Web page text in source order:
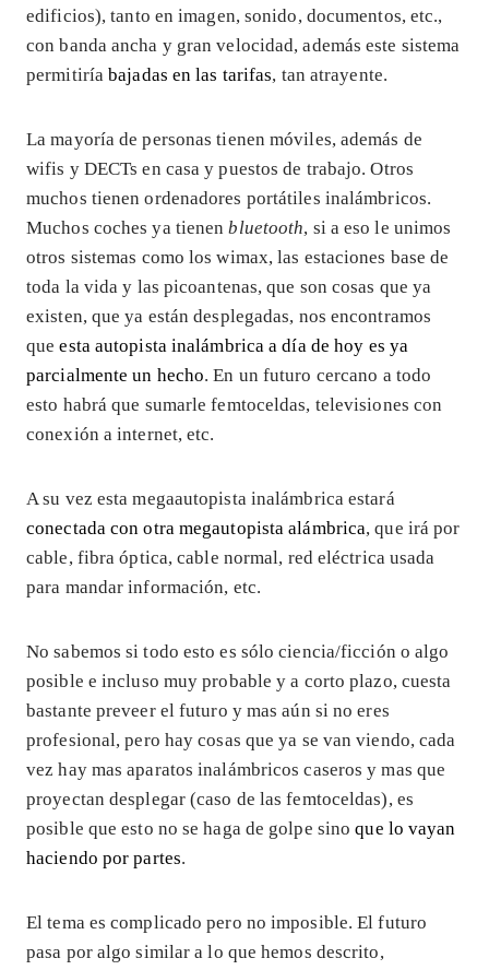
edificios), tanto en imagen, sonido, documentos, etc.,
con banda ancha y gran velocidad, además este sistema
permitiríabajadas en las tarifas, tan atrayente.
La mayoría de personas tienen móviles, además de
wifis y DECTs en casa y puestos de trabajo. Otros
muchos tienen ordenadores portátiles inalámbricos.
Muchos coches ya tienenbluetooth, si a eso le unimos
otros sistemas como los wimax, las estaciones base de
toda la vida y las picoantenas, que son cosas que ya
existen, que ya están desplegadas, nos encontramos
queesta autopista inalámbrica a día de hoy es ya
parcialmente un hecho. En un futuro cercano a todo
esto habrá que sumarle femtoceldas, televisiones con
conexión a internet, etc.
A su vez esta megaautopista inalámbrica estará
conectada con otra megautopista alámbrica, que irá por
cable, fibra óptica, cable normal, red eléctrica usada
para mandar información, etc.
No sabemos si todo esto es sólo ciencia/ficción o algo
posible e incluso muy probable y a corto plazo, cuesta
bastante preveer el futuro y mas aún si no eres
profesional, pero hay cosas que ya se van viendo, cada
vez hay mas aparatos inalámbricos caseros y mas que
proyectan desplegar (caso de las femtoceldas), es
posible que esto no se haga de golpe sinoque lo vayan
haciendo por partes.
El tema es complicado pero no imposible. El futuro
pasa por algo similar a lo que hemos descrito,